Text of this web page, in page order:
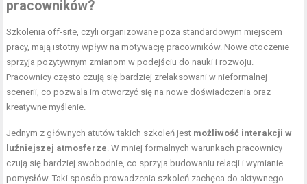
pracowników?
Szkolenia off-site, czyli organizowane poza standardowym miejscem
pracy, mają istotny wpływ na motywację pracowników. Nowe otoczenie
sprzyja pozytywnym zmianom w podejściu do nauki i rozwoju.
Pracownicy często czują się bardziej zrelaksowani w nieformalnej
scenerii, co pozwala im otworzyć się na nowe doświadczenia oraz
kreatywne myślenie.
Jednym z głównych atutów takich szkoleń jest możliwość interakcji w
luźniejszej atmosferze . W mniej formalnych warunkach pracownicy
czują się bardziej swobodnie, co sprzyja budowaniu relacji i wymianie
pomysłów. Taki sposób prowadzenia szkoleń zachęca do aktywnego